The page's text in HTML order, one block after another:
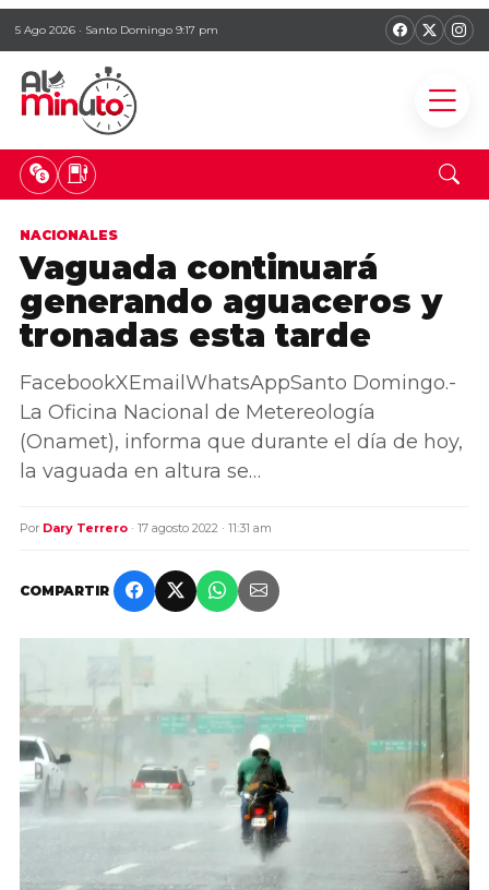
5 Ago 2026 · Santo Domingo 9:17 pm
NACIONALES
Vaguada continuará
generando aguaceros y
tronadas esta tarde
FacebookXEmailWhatsAppSanto Domingo.-
La Oficina Nacional de Metereología
(Onamet), informa que durante el día de hoy,
la vaguada en altura se…
Por Dary Terrero · 17 agosto 2022 · 11:31 am
COMPARTIR